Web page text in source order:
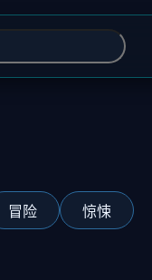
冒险 惊悚